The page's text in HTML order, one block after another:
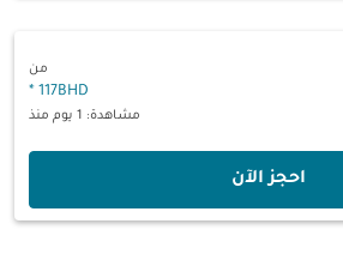
من
117BHD
*
مشاهدة: 1 يوم منذ
‫احجز الآن‬